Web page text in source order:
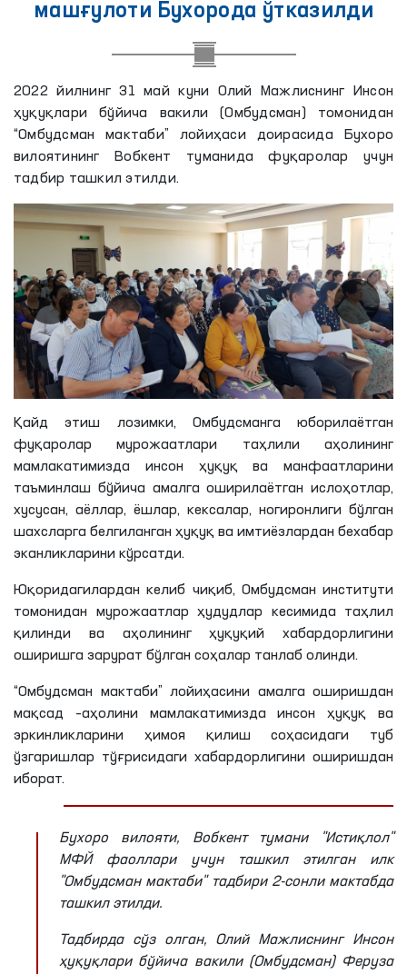
машғулоти Бухорода ўтказилди
2022 йилнинг 31 май куни Олий Мажлиснинг Инсон
ҳуқуқлари бўйича вакили (Омбудсман) томонидан
“Омбудсман мактаби” лойиҳаси доирасида Бухоро
вилоятининг Вобкент туманида фуқаролар учун
тадбир ташкил этилди.
Қайд этиш лозимки, Омбудсманга юборилаётган
фуқаролар мурожаатлари таҳлили аҳолининг
мамлакатимизда инсон ҳуқуқ ва манфаатларини
таъминлаш бўйича амалга оширилаётган ислоҳотлар,
хусусан, аёллар, ёшлар, кексалар, ногиронлиги бўлган
шахсларга белгиланган ҳуқуқ ва имтиёзлардан бехабар
эканликларини кўрсатди.
Юқоридагилардан келиб чиқиб, Омбудсман институти
томонидан мурожаатлар ҳудудлар кесимида таҳлил
қилинди ва аҳолининг ҳуқуқий хабардорлигини
оширишга зарурат бўлган соҳалар танлаб олинди.
“Омбудсман мактаби” лойиҳасини амалга оширишдан
мақсад –аҳолини мамлакатимизда инсон ҳуқуқ ва
эркинликларини ҳимоя қилиш соҳасидаги туб
ўзгаришлар тўғрисидаги хабардорлигини оширишдан
иборат.
Бухоро вилояти, Вобкент тумани "Истиқлол"
МФЙфаоллари учун ташкил этилган илк
"Омбудсман мактаби" тадбири 2-сонли мактабда
ташкил этилди.
Тадбирда сўз олган, Олий Мажлиснинг Инсон
ҳуқуқлари бўйича вакили (Омбудсман) Феруза